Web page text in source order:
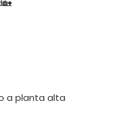
a planta alta